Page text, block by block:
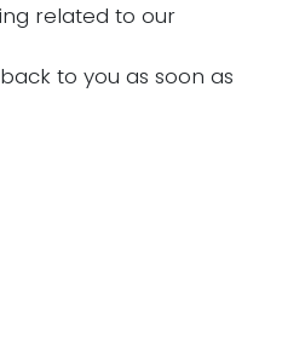
related to our
to you as soon as